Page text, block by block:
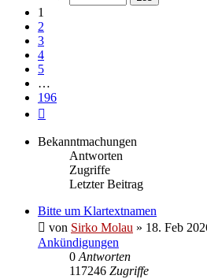
1
2
3
4
5
…
196
Bekanntmachungen
Antworten
Zugriffe
Letzter Beitrag
Bitte um Klartextnamen
von Sirko Molau » 18. Feb
Ankündigungen
0 Antworten
117246 Zugriffe